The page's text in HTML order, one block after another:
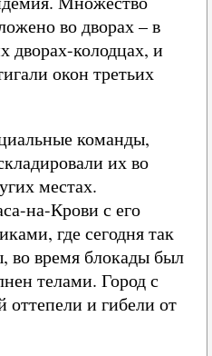
во дворах – в
дворах-колодцах, и
окон третьих
команды,
их во
местах.
на-Крови с его
где сегодня так
во время блокады был
телами. Город с
и гибели от